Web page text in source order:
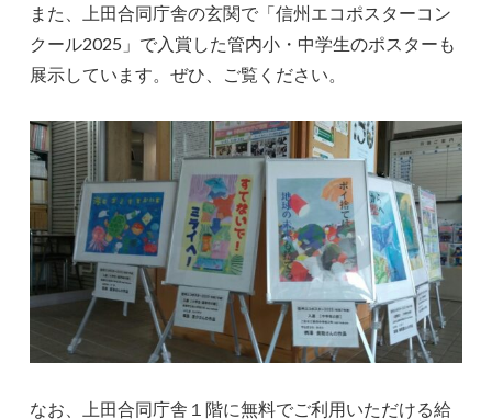
また、上田合同庁舎の玄関で「信州エコポスターコン
クール2025」で入賞した管内小・中学生のポスターも
展示しています。ぜひ、ご覧ください。
なお、上田合同庁舎１階に無料でご利用いただける給